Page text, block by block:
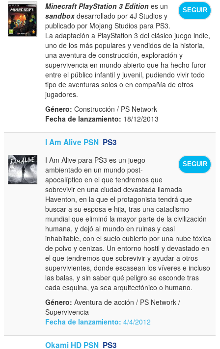
SEGUIR
Minecraft PlayStation 3 Edition es un
sandboxdesarrollado por 4J Studios y
publicado por Mojang Studios para PS3.
La adaptación a PlayStation 3 del clásico juego indie,
uno de los más populares y vendidos de la historia,
una aventura de construcción, exploración y
supervivencia en mundo abierto que ha hecho furor
entre el público infantil y juvenil, pudiendo vivir todo
tipo de aventuras solos o en compañía de otros
jugadores.
Género: Construcción / PS Network
Fecha de lanzamiento: 18/12/2013
I Am Alive PSN PS3
SEGUIR
I Am Alive para PS3 es un juego
ambientado en un mundo post-
apocalíptico en el que tendremos que
sobrevivir en una ciudad devastada llamada
Haventon, en la que el protagonista tendrá que
buscar a su esposa e hija, tras una cataclismo
mundial que eliminó la mayor parte de la civilización
humana, y dejó al mundo en ruinas y casi
inhabitable, con el suelo cubierto por una nube tóxica
de polvo y cenizas. Un entorno hostil y devastado en
el que tendremos que sobrevivir y ayudar a otros
supervivientes, donde escasean los víveres e incluso
las balas, y sin saber qué peligro se esconde tras
cada esquina, ya sea arquitectónico o humano.
Género: Aventura de acción / PS Network /
Supervivencia
Fecha de lanzamiento: 4/4/2012
Okami HD PSN PS3